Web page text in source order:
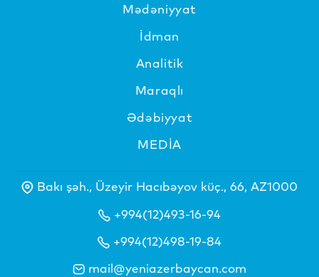
Mədəniyyat
İdman
Analitik
Maraqlı
Ədəbiyyat
MEDİA
Bakı şəh., Üzeyir Hacıbəyov küç., 66, AZ1000
+994(12)493-16-94
+994(12)498-19-84
mail@yeniazerbaycan.com